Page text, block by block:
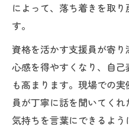
によって、落ち着きを取
す。
資格を活かす支援員が寄
心感を得やすくなり、自
も高まります。現場での
員が丁寧に話を聞いてく
気持ちを言葉にできるよ